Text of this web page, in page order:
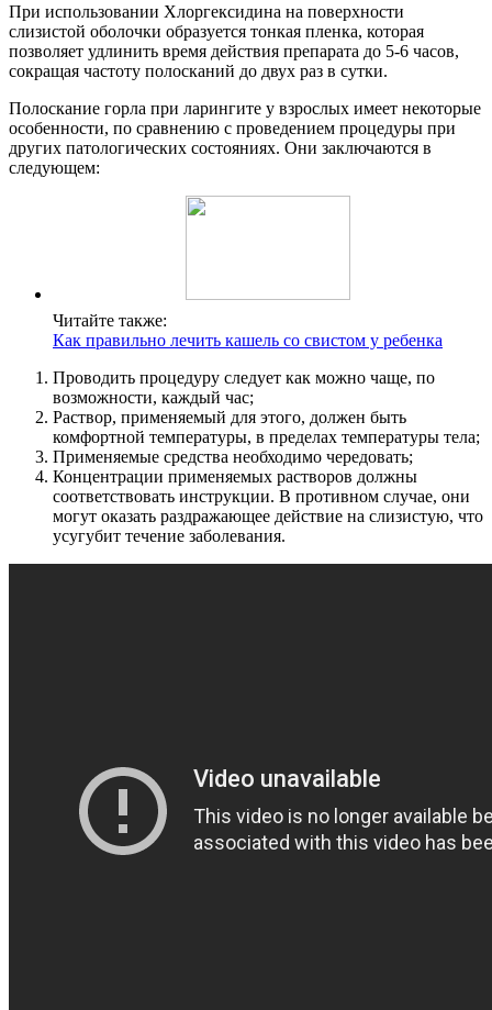
При использовании Хлоргексидина на поверхности
слизистой оболочки образуется тонкая пленка, которая
позволяет удлинить время действия препарата до 5-6 часов,
сокращая частоту полосканий до двух раз в сутки.
Полоскание горла при ларингите у взрослых имеет некоторые
особенности, по сравнению с проведением процедуры при
других патологических состояниях. Они заключаются в
следующем:
Читайте также:
Как правильно лечить кашель со свистом у ребенка
Проводить процедуру следует как можно чаще, по
возможности, каждый час;
Раствор, применяемый для этого, должен быть
комфортной температуры, в пределах температуры тела;
Применяемые средства необходимо чередовать;
Концентрации применяемых растворов должны
соответствовать инструкции. В противном случае, они
могут оказать раздражающее действие на слизистую, что
усугубит течение заболевания.